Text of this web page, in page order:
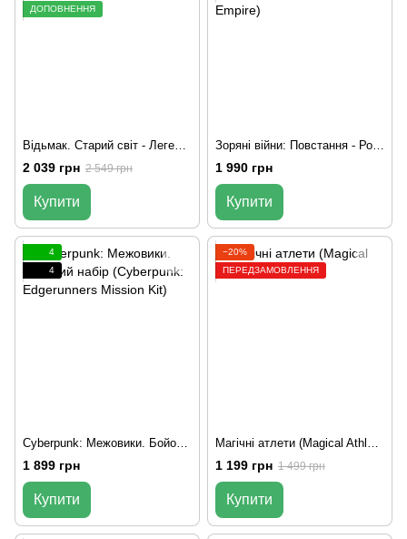
ДОПОВНЕННЯ
Відьмак. Старий світ - Легендарне полювання
2 039 грн 2 549 грн
Купити
Зоряні війни: Повстання - Розквіт Імперії (Star Wars: Rebellion – Rise of the Empire)
1 990 грн
Купити
4
4
1 899 грн
Купити
−20%
ПЕРЕДЗАМОВЛЕННЯ
1 199 грн 1 499 грн
Купити